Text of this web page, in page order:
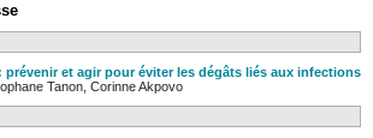
et agir pour éviter les dégâts liés aux infections
Tanon, Corinne Akpovo